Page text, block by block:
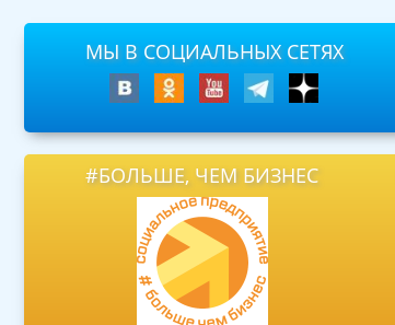
МЫ В СОЦИАЛЬНЫХ СЕТЯХ
#БОЛЬШЕ, ЧЕМ БИЗНЕС